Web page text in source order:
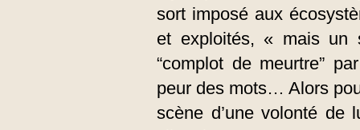
sort imposé aux
et exploités, « mais un
“complot de meurtre”
peur des mots… Alors
scène d’une volonté de